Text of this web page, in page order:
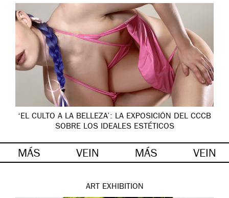
‘EL CULTO A LA BELLEZA’: LA EXPOSICIÓN DEL CCCB
SOBRE LOS IDEALES ESTÉTICOS
MÁS VEIN MÁS VEIN
ART EXHIBITION